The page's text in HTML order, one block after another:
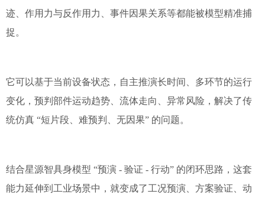
迹、作用力与反作用力、事件因果关系等都能被模型精准捕
捉。
它可以基于当前设备状态，自主推演长时间、多环节的运行
变化，预判部件运动趋势、流体走向、异常风险，解决了传
统仿真 “短片段、难预判、无因果” 的问题。
结合星源智具身模型 “预演 - 验证 - 行动” 的闭环思路，这套
能力延伸到工业场景中，就变成了工况预演、方案验证、动